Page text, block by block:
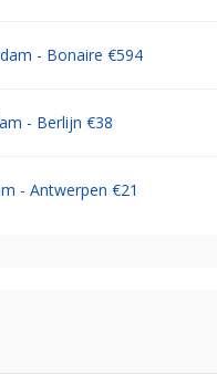
- Bonaire €594
- Berlijn €38
- Antwerpen €21